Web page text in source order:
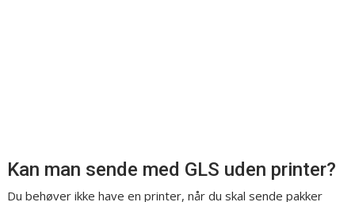
Kan man sende med GLS uden printer?
Du behøver ikke have en printer, når du skal sende pakker